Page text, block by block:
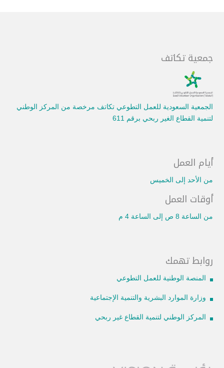
جمعية تكاتف
الجمعية السعودية للعمل التطوعي تكاتف مرخصة من المركز الوطني
لتنمية القطاع الغير ربحي برقم 611
أيام العمل
من الأحد إلى الخميس
أوقات العمل
من الساعة 8 ص إلى الساعة 4 م
روابط تهمك
المنصة الوطنية للعمل التطوعي
وزارة الموارد البشرية والتنمية الإجتماعية
المركز الوطني لتنمية القطاع غير ربحي